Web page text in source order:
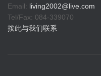
Email: living2002@live.com
Tel/Fax: 084-339070
按此与我们联系